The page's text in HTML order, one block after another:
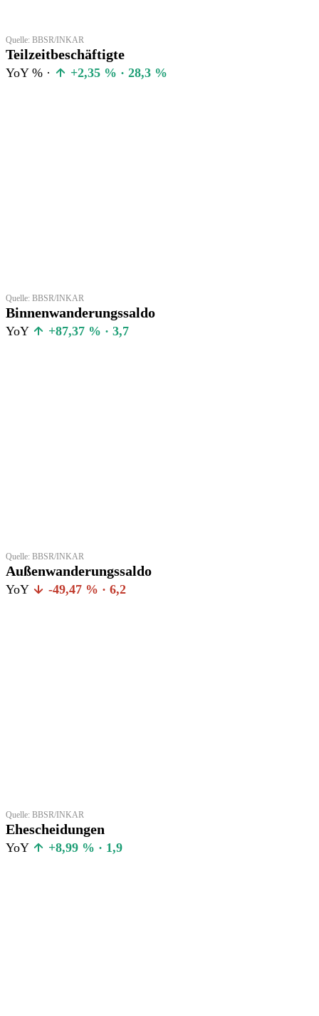
Quelle: BBSR/INKAR
Teilzeitbeschäftigte
YoY % · +2,35 % · 28,3 %
Quelle: BBSR/INKAR
Binnenwanderungssaldo
YoY +87,37 % · 3,7
Quelle: BBSR/INKAR
Außenwanderungssaldo
YoY -49,47 % · 6,2
Quelle: BBSR/INKAR
Ehescheidungen
YoY +8,99 % · 1,9